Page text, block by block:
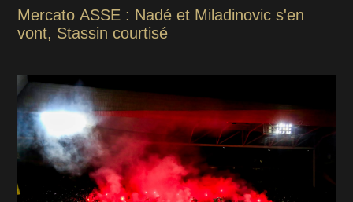
Mercato ASSE : Nadé et Miladinovic s'en
vont, Stassin courtisé